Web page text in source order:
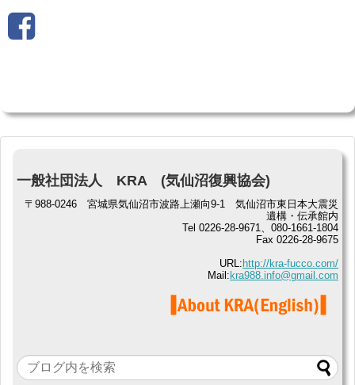
一般社団法人 KRA (気仙沼復興協会)
〒988-0246 宮城県気仙沼市波路上瀬向9-1 気仙沼市東日本大震災
遺構・伝承館内
Tel 0226-28-9671、080-1661-1804
Fax 0226-28-9675
URL: http://kra-fucco.com/
Mail: kra988.info@gmail.com